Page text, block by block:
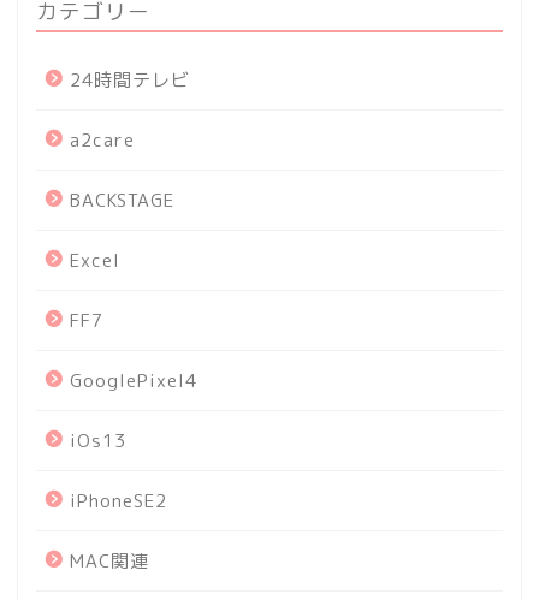
カテゴリー
24時間テレビ
a2care
BACKSTAGE
Excel
FF7
GooglePixel4
iOs13
iPhoneSE2
MAC関連